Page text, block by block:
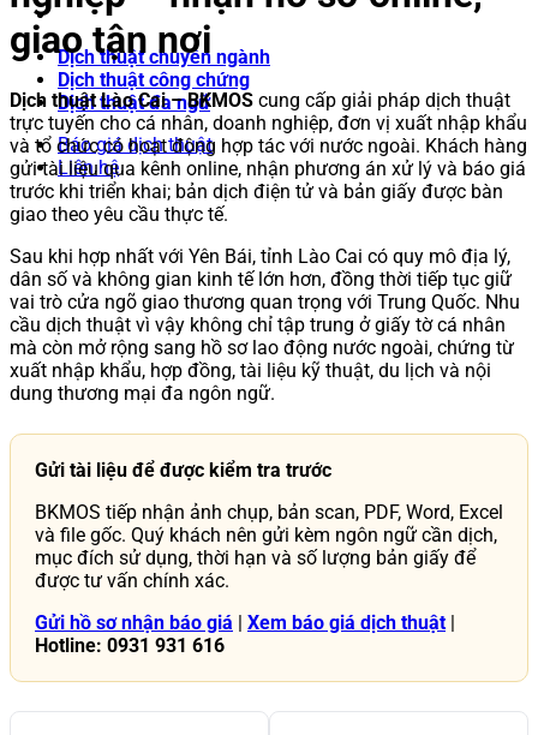
Dịch thuật chuyên ngành
Dịch thuật công chứng
Dịch thuật đa ngữ
Báo giá dịch thuật
Liên hệ
giao tận nơi
Dịch thuật Lào Cai – BKMOS cung cấp giải pháp dịch thuật
trực tuyến cho cá nhân, doanh nghiệp, đơn vị xuất nhập khẩu
và tổ chức có hoạt động hợp tác với nước ngoài. Khách hàng
gửi tài liệu qua kênh online, nhận phương án xử lý và báo giá
trước khi triển khai; bản dịch điện tử và bản giấy được bàn
giao theo yêu cầu thực tế.
Sau khi hợp nhất với Yên Bái, tỉnh Lào Cai có quy mô địa lý,
dân số và không gian kinh tế lớn hơn, đồng thời tiếp tục giữ
vai trò cửa ngõ giao thương quan trọng với Trung Quốc. Nhu
cầu dịch thuật vì vậy không chỉ tập trung ở giấy tờ cá nhân
mà còn mở rộng sang hồ sơ lao động nước ngoài, chứng từ
xuất nhập khẩu, hợp đồng, tài liệu kỹ thuật, du lịch và nội
dung thương mại đa ngôn ngữ.
Gửi tài liệu để được kiểm tra trước
BKMOS tiếp nhận ảnh chụp, bản scan, PDF, Word, Excel
và file gốc. Quý khách nên gửi kèm ngôn ngữ cần dịch,
mục đích sử dụng, thời hạn và số lượng bản giấy để
được tư vấn chính xác.
Gửi hồ sơ nhận báo giá | Xem báo giá dịch thuật |
Hotline: 0931 931 616